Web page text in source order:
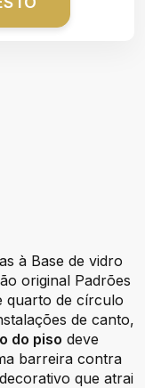
à Base de vidro
original Padrões
quarto de círculo
de canto,
do piso deve
barreira contra
que atrai